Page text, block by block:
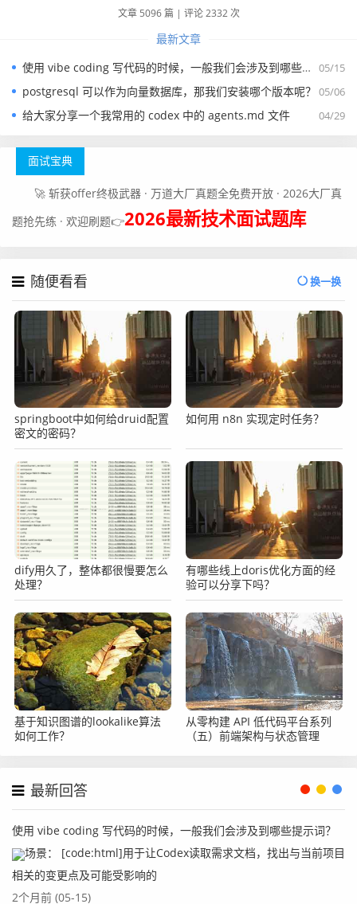
文章 5096 篇 | 评论 2332 次
最新文章
05/15
使用 vibe coding 写代码的时候，一般我们会涉及到哪些提示词？
05/06
postgresql 可以作为向量数据库，那我们安装哪个版本呢？
04/29
给大家分享一个我常用的 codex 中的 agents.md 文件
面试宝典
🚀 斩获offer终极武器 · 万道大厂真题全免费开放 · 2026大厂真
题抢先练 · 欢迎刷题👉2026最新技术面试题库
随便看看 换一换
springboot中如何给druid配置
密文的密码？
如何用 n8n 实现定时任务？
dify用久了，整体都很慢要怎么
处理？
有哪些线上doris优化方面的经
验可以分享下吗？
基于知识图谱的lookalike算法
如何工作？
从零构建 API 低代码平台系列
（五）前端架构与状态管理
最新回答
使用 vibe coding 写代码的时候，一般我们会涉及到哪些提示词？
场景： [code:html]用于让Codex读取需求文档，找出与当前项目
相关的变更点及可能受影响的
2个月前 (05-15)